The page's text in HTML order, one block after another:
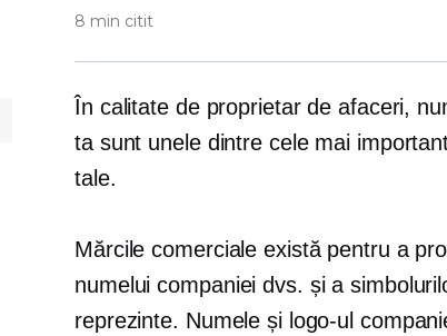
8 min citit
În calitate de proprietar de afaceri,
ta sunt unele dintre cele mai
tale.
Mărcile comerciale există pentru a
numelui companiei dvs. și a
reprezinte. Numele și logo-ul